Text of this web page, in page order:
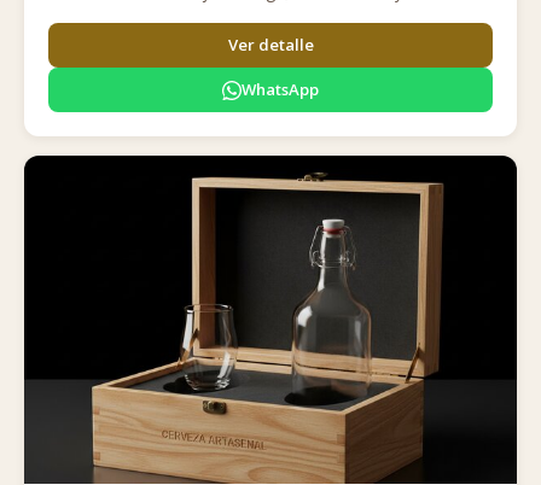
Ver detalle
WhatsApp